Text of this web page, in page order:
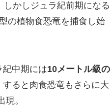
かしジュラ紀前期になる
の植物食恐竜を捕食し始
紀中期には10メートル級の
ると肉食恐竜もさらに大
。